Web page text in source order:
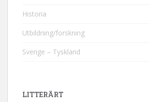
Historia
Utbildning/forskning
Sverige – Tyskland
LITTERÄRT